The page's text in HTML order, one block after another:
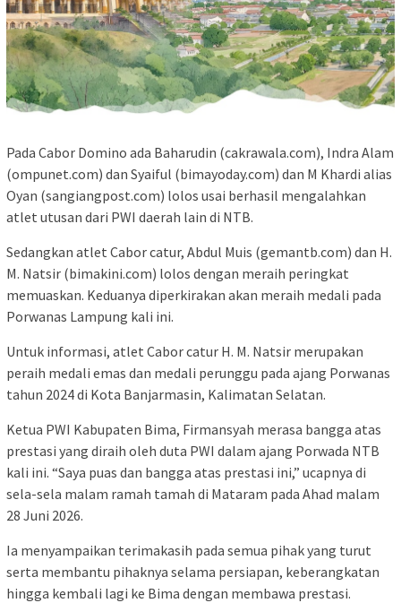
Pada Cabor Domino ada Baharudin (cakrawala.com), Indra Alam
(ompunet.com) dan Syaiful (bimayoday.com) dan M Khardi alias
Oyan (sangiangpost.com) lolos usai berhasil mengalahkan
atlet utusan dari PWI daerah lain di NTB.
Sedangkan atlet Cabor catur, Abdul Muis (gemantb.com) dan H.
M. Natsir (bimakini.com) lolos dengan meraih peringkat
memuaskan. Keduanya diperkirakan akan meraih medali pada
Porwanas Lampung kali ini.
Untuk informasi, atlet Cabor catur H. M. Natsir merupakan
peraih medali emas dan medali perunggu pada ajang Porwanas
tahun 2024 di Kota Banjarmasin, Kalimatan Selatan.
Ketua PWI Kabupaten Bima, Firmansyah merasa bangga atas
prestasi yang diraih oleh duta PWI dalam ajang Porwada NTB
kali ini. “Saya puas dan bangga atas prestasi ini,” ucapnya di
sela-sela malam ramah tamah di Mataram pada Ahad malam
28 Juni 2026.
Ia menyampaikan terimakasih pada semua pihak yang turut
serta membantu pihaknya selama persiapan, keberangkatan
hingga kembali lagi ke Bima dengan membawa prestasi.